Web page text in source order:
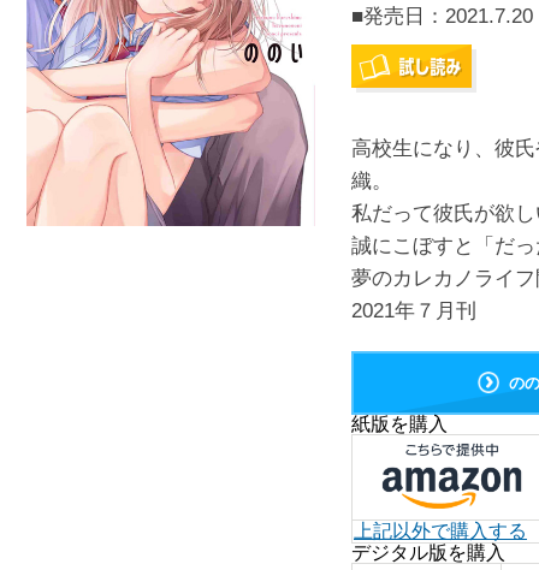
■発売日： 2021.7.20
高校生になり、彼
織。
私だって彼氏が欲
誠にこぼすと「だ
夢のカレカノライ
2021年７月刊
の
紙版を購入
上記以外で購入する
デジタル版を購入